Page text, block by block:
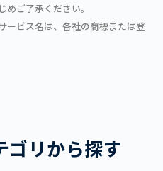
ご了承ください。
ービス名は、各社の商標または登
ゴリから探す